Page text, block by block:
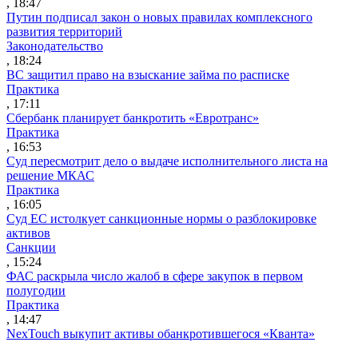
Путин подписал закон о новых правилах комплексного
развития территорий
Законодательство
, 18:24
ВС защитил право на взыскание займа по расписке
Практика
, 17:11
Сбербанк планирует банкротить «Евротранс»
Практика
, 16:53
Суд пересмотрит дело о выдаче исполнительного листа на
решение МКАС
Практика
, 16:05
Суд ЕС истолкует санкционные нормы о разблокировке
активов
Санкции
, 15:24
ФАС раскрыла число жалоб в сфере закупок в первом
полугодии
Практика
, 14:47
NexTouch выкупит активы обанкротившегося «Кванта»